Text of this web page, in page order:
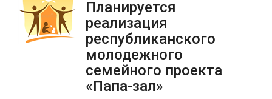
Планируется
реализация
республиканского
молодежного
семейного проекта
«Папа-зал»